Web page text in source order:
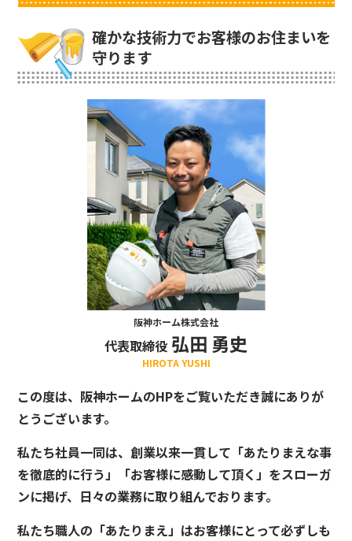
確かな技術力でお客様のお住まいを
守ります
阪神ホーム株式会社
代表取締役 弘田 勇史
HIROTA YUSHI
この度は、阪神ホームのHPをご覧いただき誠にありが
とうございます。
私たち社員一同は、創業以来一貫して「あたりまえな事
を徹底的に行う」「お客様に感動して頂く」をスローガ
ンに掲げ、日々の業務に取り組んでおります。
私たち職人の「あたりまえ」はお客様にとって必ずしも